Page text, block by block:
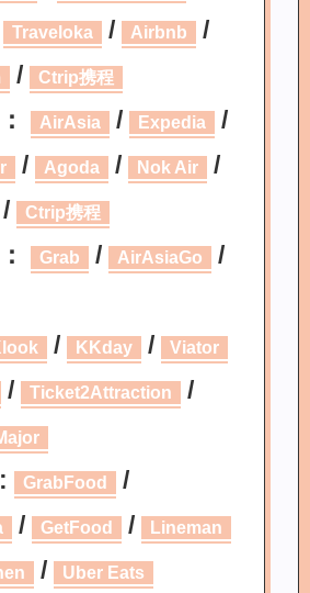
Traveloka / Airbnb /
/ Ctrip携程
AirAsia / Expedia /
/ Agoda / Nok Air /
/ Ctrip携程
Grab / AirAsiaGo /
/ KKday / Viator
/ Ticket2Attraction /
GrabFood /
/ GetFood / Lineman
/ Uber Eats